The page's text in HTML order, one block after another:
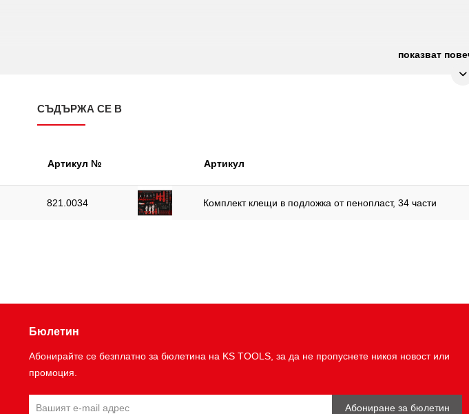
показват
СЪДЪРЖА СЕ В
Артикул № Артикул
821.0034 Комплект клещи в подложка от пенопласт, 34 части
Бюлетин
Абонирайте се безплатно за бюлетина на KS TOOLS, за да не пропуснете никоя новост или
промоция.
Абониране за бюлетин